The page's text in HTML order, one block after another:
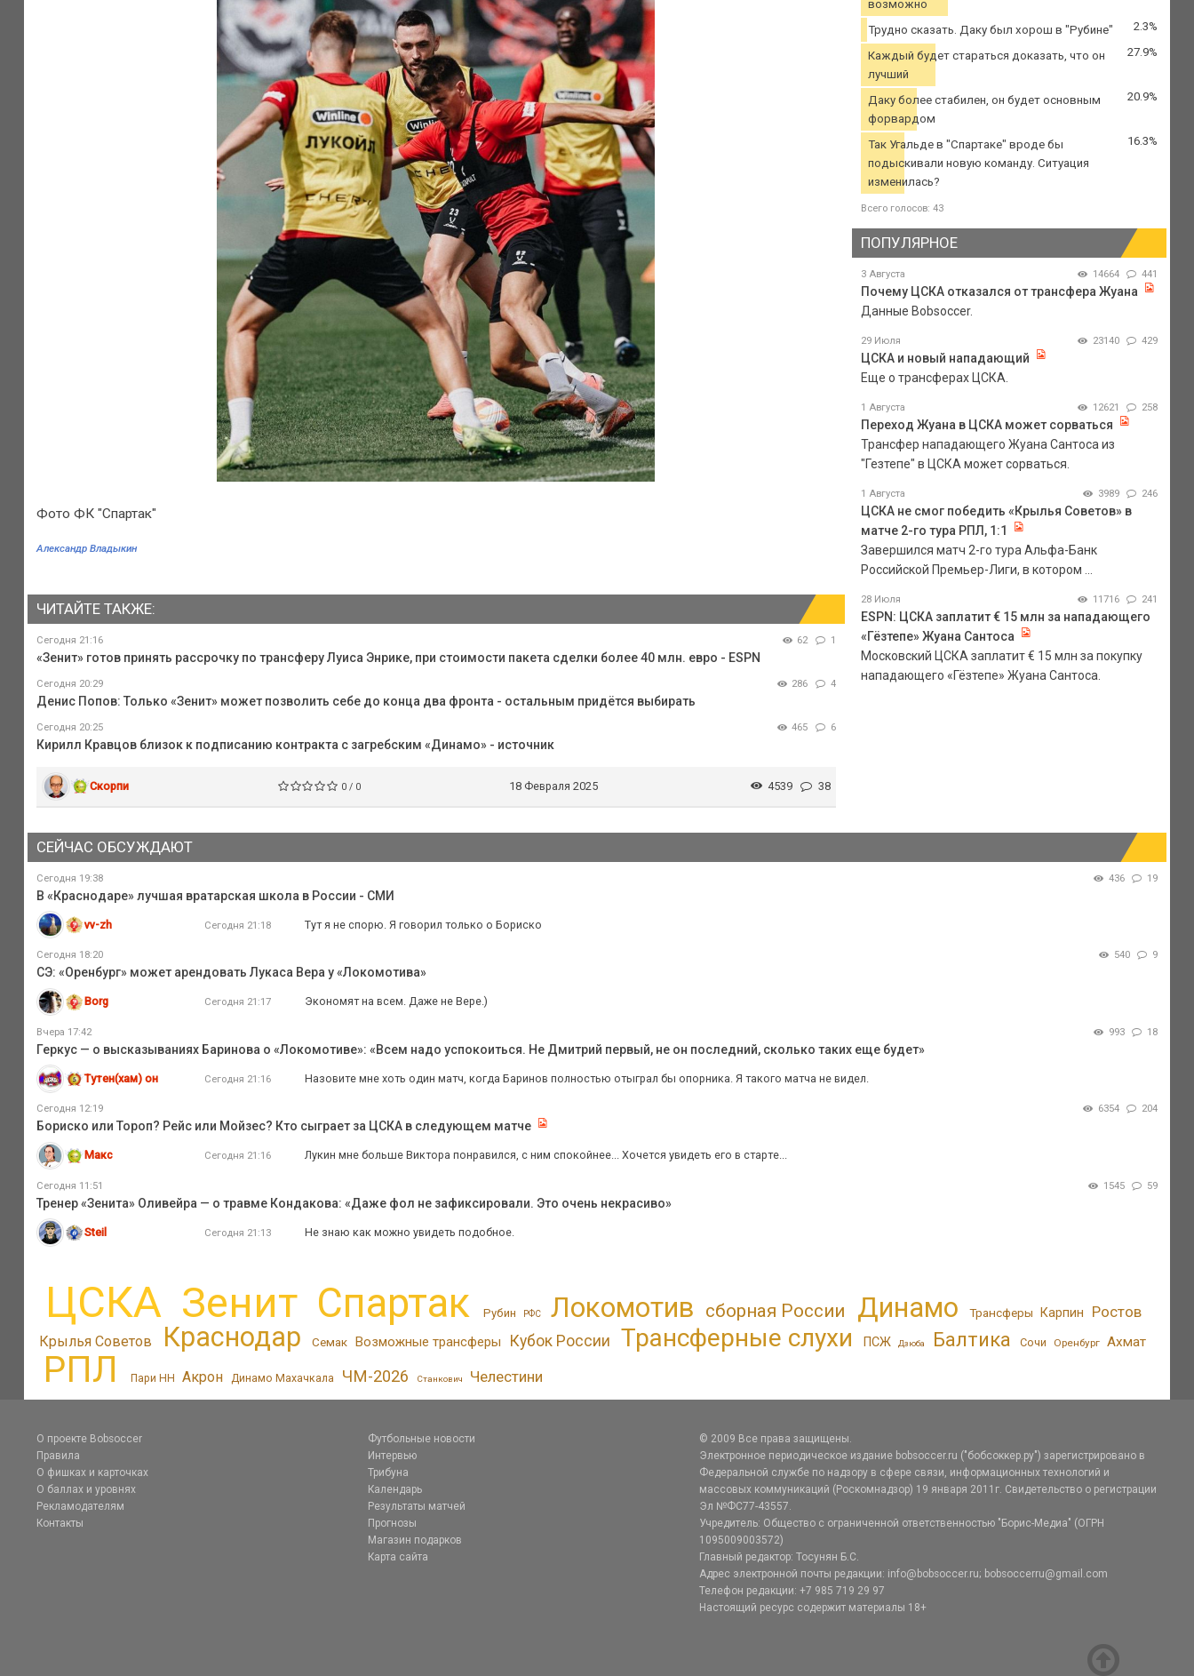
Фото ФК "Спартак"
Александр Владыкин
ЧИТАЙТЕ ТАКЖЕ:
Сегодня 21:16 62 1
«Зенит» готов принять рассрочку по трансферу Луиса Энрике, при стоимости пакета сделки более 40 млн. евро - ESPN
Сегодня 20:29 286 4
Денис Попов: Только «Зенит» может позволить себе до конца два фронта - остальным придётся выбирать
Сегодня 20:25 465 6
Кирилл Кравцов близок к подписанию контракта с загребским «Динамо» - источник
Скорпи 0 / 0 18 Февраля 2025 4539 38
возможно
Трудно сказать. Даку был хорош в "Рубине" 2.3%
Каждый будет стараться доказать, что он
лучший
27.9%
Даку более стабилен, он будет основным
форвардом
20.9%
Так Угальде в "Спартаке" вроде бы
подыскивали новую команду. Ситуация
изменилась?
16.3%
Всего голосов: 43
ПОПУЛЯРНОЕ
3 Августа 14664 441
Почему ЦСКА отказался от трансфера Жуана
Данные Bobsoccer.
29 Июля 23140 429
ЦСКА и новый нападающий
Еще о трансферах ЦСКА.
1 Августа 12621 258
Переход Жуана в ЦСКА может сорваться
Трансфер нападающего Жуана Сантоса из
"Гезтепе" в ЦСКА может сорваться.
1 Августа 3989 246
ЦСКА не смог победить «Крылья Советов» в
матче 2-го тура РПЛ, 1:1
Завершился матч 2-го тура Альфа-Банк
Российской Премьер-Лиги, в котором ...
28 Июля 11716 241
ESPN: ЦСКА заплатит € 15 млн за нападающего
«Гёзтепе» Жуана Сантоса
Московский ЦСКА заплатит € 15 млн за покупку
нападающего «Гёзтепе» Жуана Сантоса.
СЕЙЧАС ОБСУЖДАЮТ
Сегодня 19:38 436 19
В «Краснодаре» лучшая вратарская школа в России - СМИ
vv-zh Сегодня 21:18 Тут я не спорю. Я говорил только о Бориско
Сегодня 18:20 540 9
СЭ: «Оренбург» может арендовать Лукаса Вера у «Локомотива»
Borg Сегодня 21:17 Экономят на всем. Даже не Вере.)
Вчера 17:42 993 18
Геркус — о высказываниях Баринова о «Локомотиве»: «Всем надо успокоиться. Не Дмитрий первый, не он последний, сколько таких еще будет»
Тутен(хам) он Сегодня 21:16 Назовите мне хоть один матч, когда Баринов полностью отыграл бы опорника. Я такого матча не видел.
Сегодня 12:19 6354 204
Бориско или Тороп? Рейс или Мойзес? Кто сыграет за ЦСКА в следующем матче
Макс Сегодня 21:16 Лукин мне больше Виктора понравился, с ним спокойнее... Хочется увидеть его в старте...
Сегодня 11:51 1545 59
Тренер «Зенита» Оливейра — о травме Кондакова: «Даже фол не зафиксировали. Это очень некрасиво»
Steil Сегодня 21:13 Не знаю как можно увидеть подобное.
ЦСКА Зенит Спартак Рубин РФС Локомотив сборная России Динамо Трансферы Карпин Ростов
Крылья Советов Краснодар Семак Возможные трансферы Кубок России Трансферные слухи ПСЖ Дзюба Балтика Сочи Оренбург Ахмат
РПЛ Пари НН Акрон Динамо Махачкала ЧМ-2026 Станкович Челестини
О проекте Bobsoccer
Правила
О фишках и карточках
О баллах и уровнях
Рекламодателям
Контакты
Футбольные новости
Интервью
Трибуна
Календарь
Результаты матчей
Прогнозы
Магазин подарков
Карта сайта
© 2009 Все права защищены.
Электронное периодическое издание bobsoccer.ru ("бобсоккер.ру") зарегистрировано в
Федеральной службе по надзору в сфере связи, информационных технологий и
массовых коммуникаций (Роскомнадзор) 19 января 2011г. Свидетельство о регистрации
Эл №ФС77-43557.
Учредитель: Общество с ограниченной ответственностью "Борис-Медиа" (ОГРН
1095009003572)
Главный редактор: Тосунян Б.С.
Адрес электронной почты редакции: info@bobsoccer.ru; bobsoccerru@gmail.com
Телефон редакции: +7 985 719 29 97
Настоящий ресурс содержит материалы 18+